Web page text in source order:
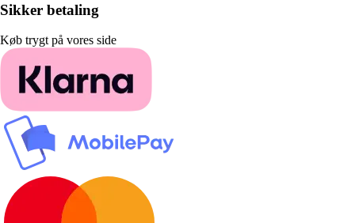
Sikker betaling
Køb trygt på vores side